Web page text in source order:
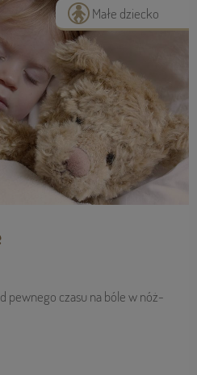
Małe dziecko
pew­nego czasu na bóle w nóż­